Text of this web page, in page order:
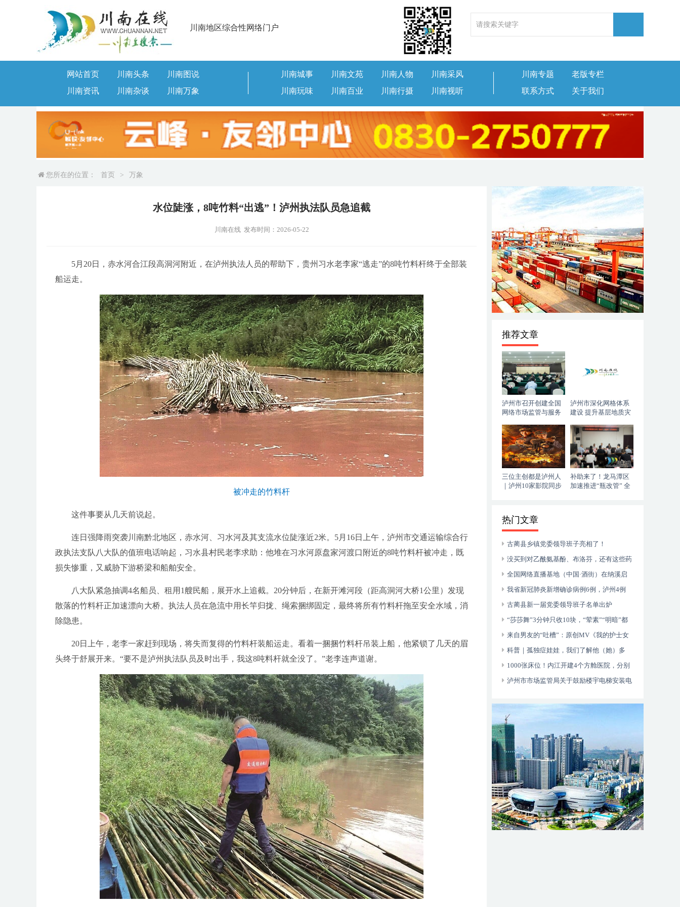
川南地区综合性网络门户
网站首页 川南头条
川南图说
川南资讯
川南杂谈 川南万象
川南城事 川南文苑 川南人物
川南采风
川南玩味
川南百业 川南行摄 川南视听
川南专题
老版专栏
联系方式
关于我们
您所在的位置： 首页 > 万象
水位陡涨，8吨竹料“出逃”！泸州执法队员急追截
川南在线 发布时间：2026-05-22
5月20日，赤水河合江段高洞河附近，在泸州执法人员的帮助下，贵州习水老李家“逃走”的8吨竹料杆终于全部装
船运走。
被冲走的竹料杆
这件事要从几天前说起。
连日强降雨突袭川南黔北地区，赤水河、习水河及其支流水位陡涨近2米。5月16日上午，泸州市交通运输综合行
政执法支队八大队的值班电话响起，习水县村民老李求助：他堆在习水河原盘家河渡口附近的8吨竹料杆被冲走，既
损失惨重，又威胁下游桥梁和船舶安全。
八大队紧急抽调4名船员、租用1艘民船，展开水上追截。20分钟后，在新开滩河段（距高洞河大桥1公里）发现
散落的竹料杆正加速漂向大桥。执法人员在急流中用长竿归拢、绳索捆绑固定，最终将所有竹料杆拖至安全水域，消
除隐患。
20日上午，老李一家赶到现场，将失而复得的竹料杆装船运走。看着一捆捆竹料杆吊装上船，他紧锁了几天的眉
头终于舒展开来。“要不是泸州执法队员及时出手，我这8吨料杆就全没了。”老李连声道谢。
推荐文章
泸州市召开创建全国
网络市场监管与服务
泸州市深化网格体系
建设 提升基层地质灾
三位主创都是泸州人
｜泸州10家影院同步
补助来了！龙马潭区
加速推进“瓶改管” 全
热门文章
古蔺县乡镇党委领导班子亮相了！
没买到对乙酰氨基酚、布洛芬，还有这些药
可以临时替代
全国网络直播基地（中国·酒街）在纳溪启
动运行
我省新冠肺炎新增确诊病例6例，泸州4例
古蔺县新一届党委领导班子名单出炉
“莎莎舞”3分钟只收10块，“荤素”“明暗”都
有，还可以······
来自男友的“吐槽”：原创MV《我的护士女
友》今日上线！
科普｜孤独症娃娃，我们了解他（她）多
少？1000张床位！内江开建4个方舱医院，分别
位于——
泸州市市场监管局关于鼓励楼宇电梯安装电